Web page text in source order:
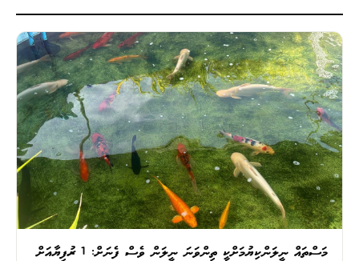
މަސްތައް ނީލަންކިޔުމަށްކީ ތިންވަނަ ނީލަން ވެސް ފެނަށް: 1 ރުފިޔާއަށް